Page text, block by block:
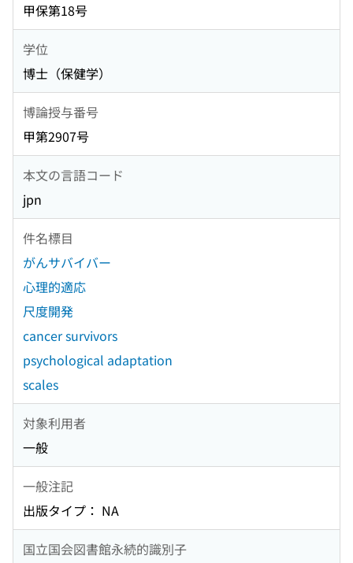
甲保第18号
学位
博士（保健学）
博論授与番号
甲第2907号
本文の言語コード
jpn
件名標目
がんサバイバー
心理的適応
尺度開発
cancer survivors
psychological adaptation
scales
対象利用者
一般
一般注記
出版タイプ： NA
国立国会図書館永続的識別子